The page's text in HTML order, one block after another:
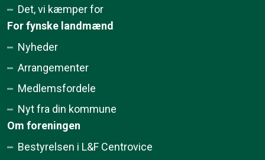
Det, vi kæmper for
For fynske landmænd
Nyheder
Arrangementer
Medlemsfordele
Nyt fra din kommune
Om foreningen
Bestyrelsen i L&F Centrovice